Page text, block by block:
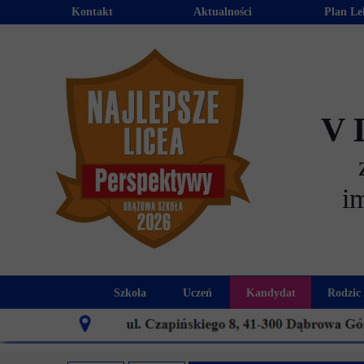
Rodzic
Szkoła
Historia szkoły
Uczeń
Kalendarz roku szkolnego
Kandydat
Aktualności dla
V
Plan
Aktualności
Kontakt